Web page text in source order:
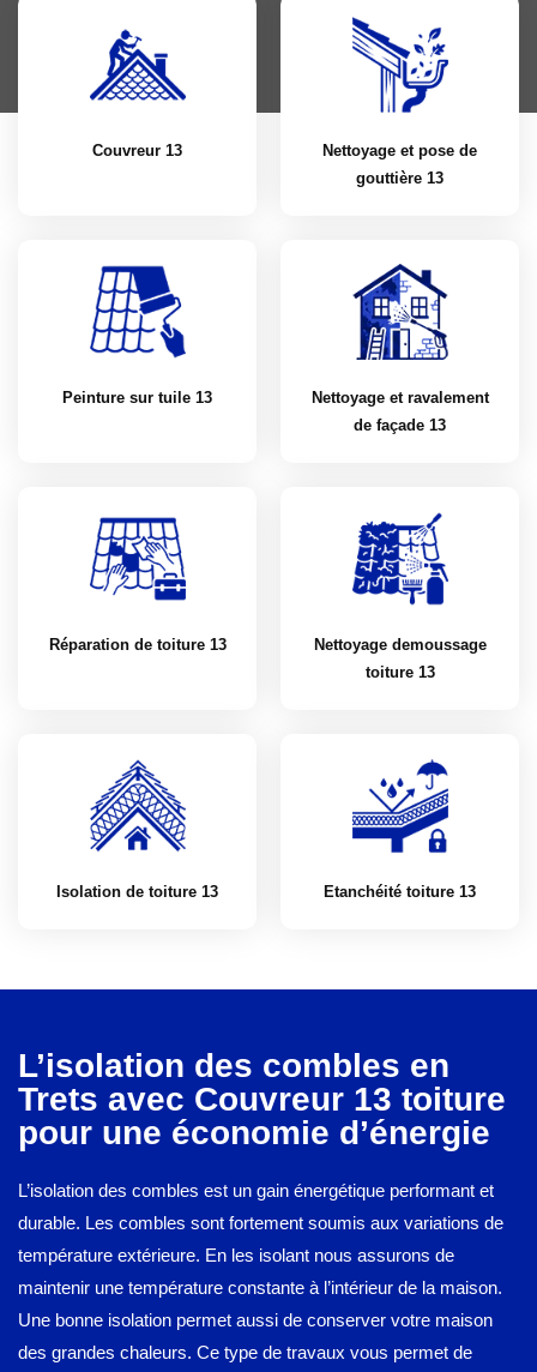
Couvreur 13
Nettoyage et pose de
gouttière 13
Peinture sur tuile 13
Nettoyage et ravalement
de façade 13
Réparation de toiture 13
Nettoyage demoussage
toiture 13
Isolation de toiture 13 Etanchéité toiture 13
L’isolation des combles en
Trets avec Couvreur 13 toiture
pour une économie d’énergie
L’isolation des combles est un gain énergétique performant et
durable. Les combles sont fortement soumis aux variations de
température extérieure. En les isolant nous assurons de
maintenir une température constante à l’intérieur de la maison.
Une bonne isolation permet aussi de conserver votre maison
des grandes chaleurs. Ce type de travaux vous permet de